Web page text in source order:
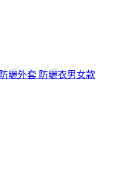
曬外套 防曬衣男女款